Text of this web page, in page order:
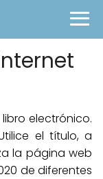
electrónico.
el título, a
la página web
de diferentes